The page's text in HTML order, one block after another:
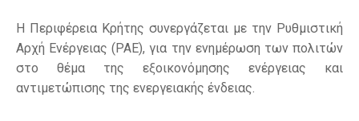
Η Περιφέρεια Κρήτης συνεργάζεται με την Ρυθμιστική
Αρχή Ενέργειας (ΡΑΕ), για την ενημέρωση των πολιτών
στο θέμα της εξοικονόμησης ενέργειας και
αντιμετώπισης της ενεργειακής ένδειας.